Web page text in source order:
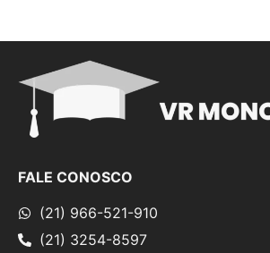
FALE CONOSCO
(21) 966-521-910
(21) 3254-8597